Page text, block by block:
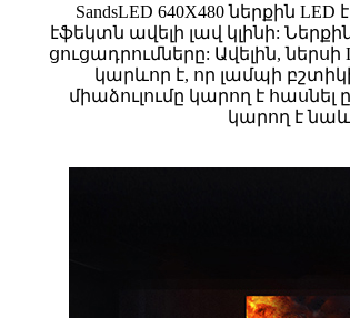
SandsLED 640X480 ներքին
էֆեկտն ավելի լավ կլինի:
ցուցադրումները: Ավելին,
կարևոր է, որ լամպի
միաձուլումը կարող է
կարող է նաև